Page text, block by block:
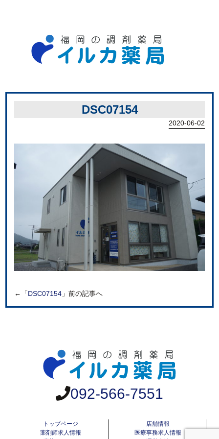
DSC07154
2020-06-02
←「DSC07154 」前の記事へ
092-566-7551
トップページ
店舗情報
薬剤師求人情報
医療事務求人情報